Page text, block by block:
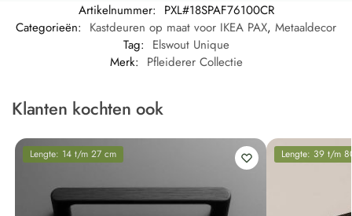
Artikelnummer: PXL#18SPAF76100CR
Categorieën: Kastdeuren op maat voor IKEA PAX, Metaaldecor
Tag: Elswout Unique
Merk: Pfleiderer Collectie
Klanten kochten ook
Lengte: 14 t/m 27 cm Lengte: 39 t/m